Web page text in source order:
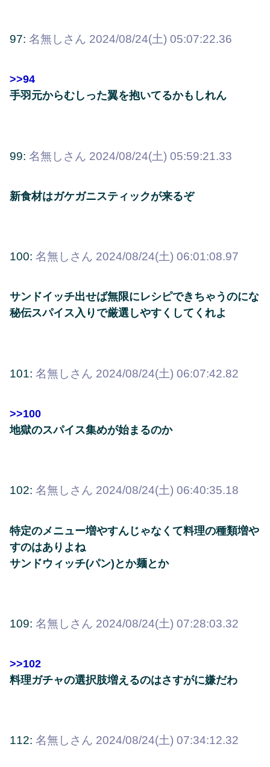
97: 名無しさん 2024/08/24(土) 05:07:22.36
>>94
手羽元からむしった翼を抱いてるかもしれん
99: 名無しさん 2024/08/24(土) 05:59:21.33
新食材はガケガニスティックが来るぞ
100: 名無しさん 2024/08/24(土) 06:01:08.97
サンドイッチ出せば無限にレシピできちゃうのにな
秘伝スパイス入りで厳選しやすくしてくれよ
101: 名無しさん 2024/08/24(土) 06:07:42.82
>>100
地獄のスパイス集めが始まるのか
102: 名無しさん 2024/08/24(土) 06:40:35.18
特定のメニュー増やすんじゃなくて料理の種類増や
すのはありよね
サンドウィッチ(パン)とか麺とか
109: 名無しさん 2024/08/24(土) 07:28:03.32
>>102
料理ガチャの選択肢増えるのはさすがに嫌だわ
112: 名無しさん 2024/08/24(土) 07:34:12.32